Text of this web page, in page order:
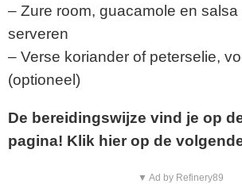
– Zure room, guacamole en salsa
serveren
– Verse koriander of peterselie,
(optioneel)
De bereidingswijze vind je op
pagina! Klik hier op de
▼ Ad by Refinery89